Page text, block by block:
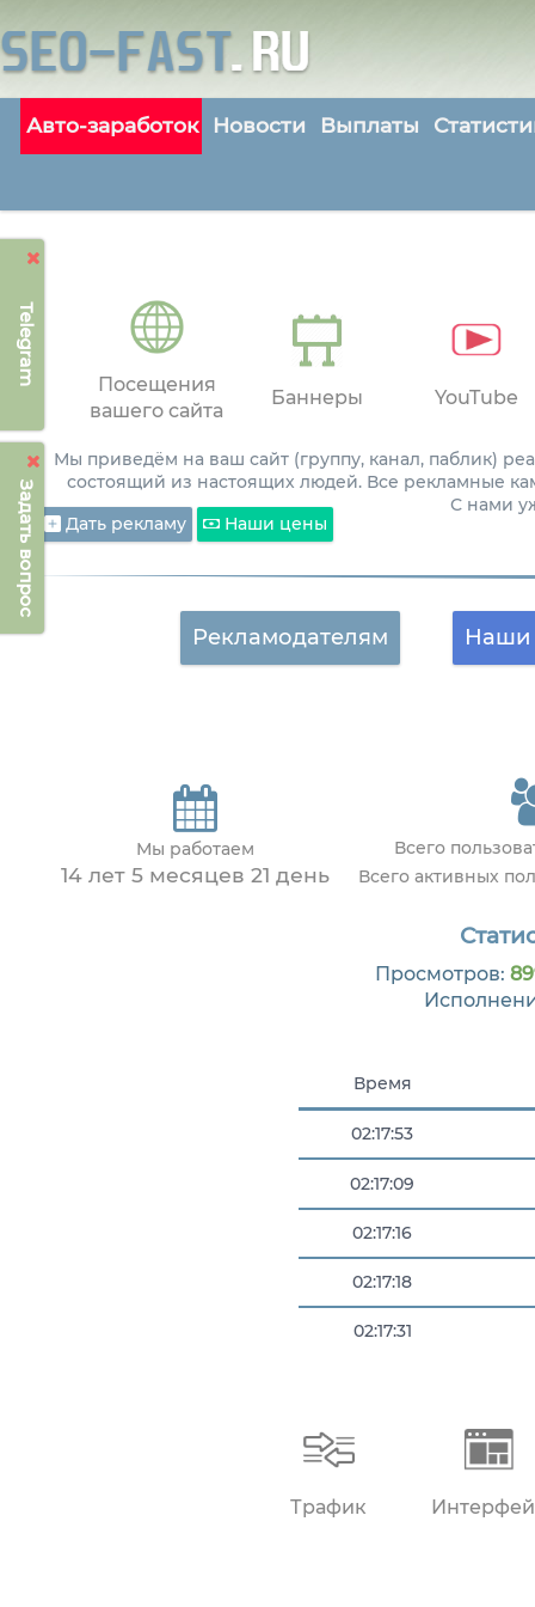
Telegram
Задать вопрос
Авто-заработок Новости Выплаты
Посещения
вашего сайта
Баннеры YouTube
Мы приведём на ваш сайт (группу, канал, паблик)
состоящий из настоящих людей. Все рекламные
С нами
Дать рекламу
Наши цены
Рекламодателям Наши
Мы работаем
14 лет 5 месяцев 21 день
Всего
Всего активных
Просмотров:
Время
02:17:53
02:17:09
02:17:16
02:17:18
02:17:31
Трафик